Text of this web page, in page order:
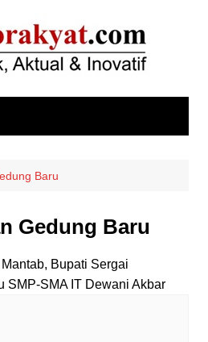
Baru
Gedung Baru